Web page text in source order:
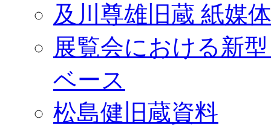
及川尊雄旧蔵 紙媒
展覧会における新
ベース
松島健旧蔵資料